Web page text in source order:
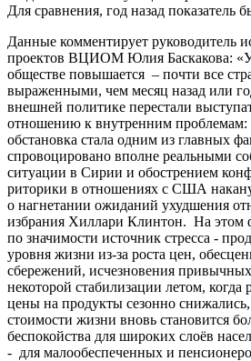
Для сравнения, год назад показатель
Данные комментирует руководитель
проектов ВЦИОМ Юлия Баскакова:
обществе повышается – почти все
выраженными, чем месяц назад или
внешней политике перестали
отношению к внутренним
обстановка стала одним из главных
спровоцировано вполне реальными
ситуации в Сирии и обострением
риторики в отношениях с США
о нагнетании ожиданий ухудшения
избрания Хиллари Клинтон. На этом
по значимости источник стресса -
уровня жизни из-за роста цен,
сбережений, исчезновения
некоторой стабилизации летом, когда
цены на продукты сезонно
стоимости жизни вновь становится
беспокойства для широких слоёв
- для малообеспеченных и